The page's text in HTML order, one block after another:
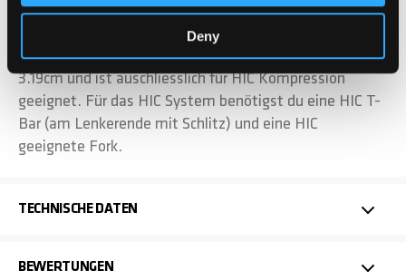
Deny
eloxiert und erhält damit ihren stylischen Look. Die
Klemme ist schön leicht und solide in ihrer Haltbarkeit.
Der Innendurchmesser der Stunt Scooter Clamp beträgt
3.19cm und ist auschliesslich für HIC Kompression
geeignet. Für das HIC System benötigst du eine HIC T-
Bar (am Lenkerende mit Schlitz) und eine HIC
geeignete Fork.
TECHNISCHE DATEN
BEWERTUNGEN